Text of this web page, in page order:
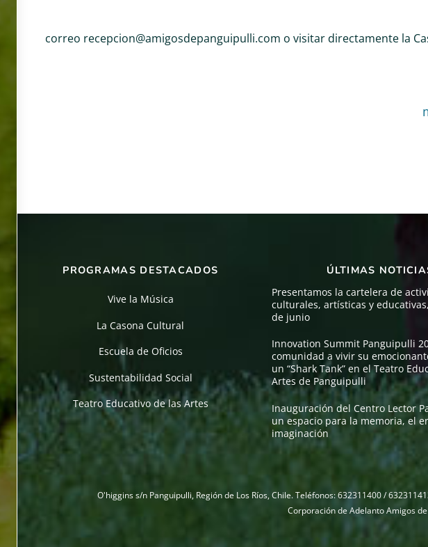
correo recepcion@amigosdepanguipulli.com o visitar directamente la
PROGRAMAS DESTACADOS
Vive la Música
La Casona Cultural
Escuela de Oficios
Sustentabilidad Social
Teatro Educativo de las Artes
ÚLTIMAS
Presentamos la cartelera de
culturales, artísticas y
de junio
Innovation Summit Panguipulli
comunidad a vivir su
un “Shark Tank” en el Teatro
Artes de Panguipulli
Inauguración del Centro Lector
un espacio para la memoria, el
imaginación
O'higgins s/n Panguipulli, Región de Los Ríos, Chile. Teléfonos: 632311400 /
Corporación de Adelanto Amigos